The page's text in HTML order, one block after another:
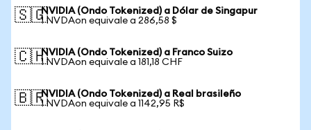
🇸🇬NVIDIA (Ondo Tokenized) a Dólar de Singapur
1 NVDAon equivale a 286,58 $
🇨🇭NVIDIA (Ondo Tokenized) a Franco Suizo
1 NVDAon equivale a 181,18 CHF
🇧🇷NVIDIA (Ondo Tokenized) a Real brasileño
1 NVDAon equivale a 1142,95 R$